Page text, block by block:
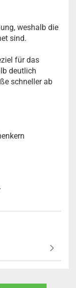
weshalb die
sind.
für das
deutlich
schneller ab